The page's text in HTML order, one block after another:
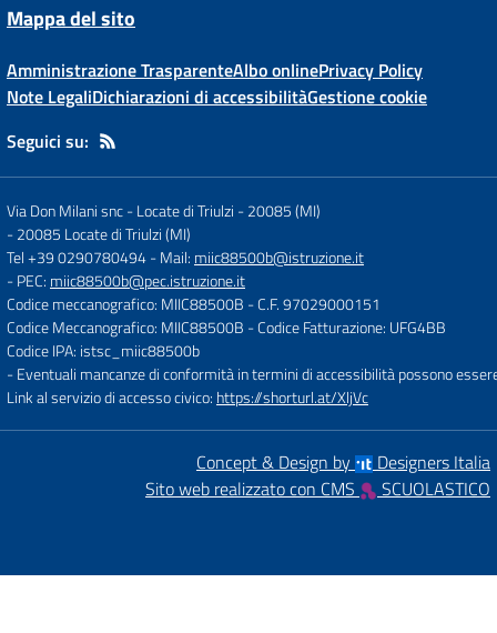
Mappa del sito
Amministrazione TrasparenteAlbo onlinePrivacy Policy
Note LegaliDichiarazioni di accessibilitàGestione cookie
Seguici su:
Via Don Milani snc - Locate di Triulzi - 20085 (MI)
-20085 Locate di Triulzi (MI)
Tel +39 0290780494- Mail: miic88500b@istruzione.it
- PEC: miic88500b@pec.istruzione.it
Codice meccanografico: MIIC88500B - C.F. 97029000151
Codice Meccanografico: MIIC88500B - Codice Fatturazione: UFG4BB
Codice IPA: istsc_miic88500b
- Eventuali mancanze di conformità in termini di accessibilità possono
Link al servizio di accesso civico: https://shorturl.at/XljVc
Concept & Design by
Designers Italia
Sito web realizzato con CMS
SCUOLASTICO